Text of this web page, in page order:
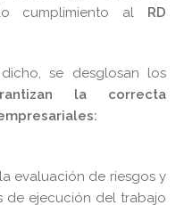
cumplimiento al RD
se desglosan los
la correcta
evaluación de riesgos y
de ejecución del trabajo